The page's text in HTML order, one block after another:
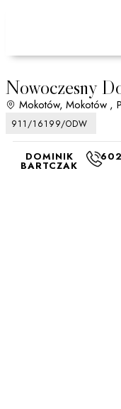
Nowoczesny
Mokotów, Mokotów ,
911/16199/ODW
DOMINIK
BARTCZAK